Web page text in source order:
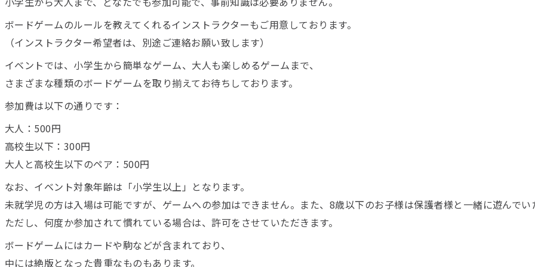
ボードゲームのルールを教えてくれるインストラクターもご用意しております。
（インストラクター希望者は、別途ご連絡お願い致します）
イベントでは、小学生から簡単なゲーム、大人も楽しめるゲームまで、
さまざまな種類のボードゲームを取り揃えてお待ちしております。
参加費は以下の通りです：
大人：500円
高校生以下：300円
大人と高校生以下のペア：500円
なお、イベント対象年齢は「小学生以上」となります。
未就学児の方は入場は可能ですが、ゲームへの参加はできません。また、8歳以下のお子様は保護者様と一緒に遊んでい
ただし、何度か参加されて慣れている場合は、許可をさせていただきます。
ボードゲームにはカードや駒などが含まれており、
中には絶版となった貴重なものもあります。